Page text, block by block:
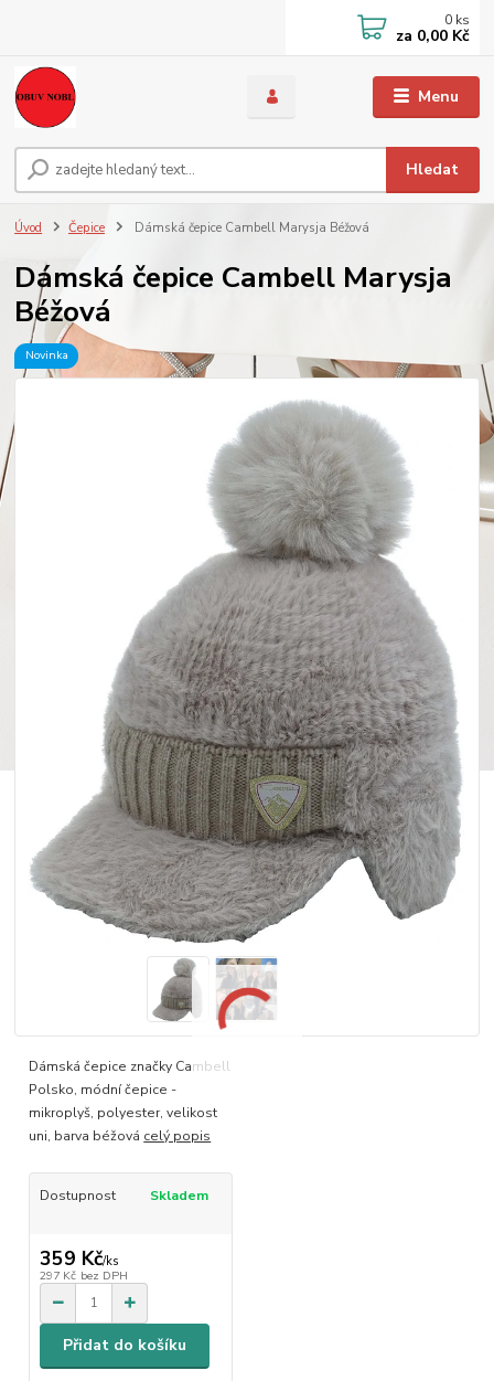
Menu
Hledat
0 ks
za 0,00 Kč
Úvod Čepice Dámská čepice Cambell Marysja Béžová
Dámská čepice Cambell Marysja
Béžová
Novinka
Dámská čepice značky Cambell
Polsko, módní čepice -
mikroplyš, polyester, velikost
uni, barva béžová celý popis
Dostupnost Skladem
359 Kč/ks
297 Kč bez DPH
Přidat do košíku